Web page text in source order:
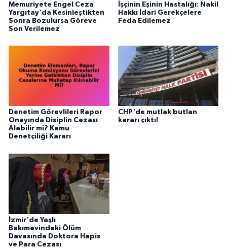
Memuriyete Engel Ceza
Yargıtay'da Kesinleştikten
Sonra Bozulursa Göreve
Son Verilemez
İşçinin Eşinin Hastalığı: Nakil
Hakkı İdari Gerekçelere
Feda Edilemez
Denetim Görevlileri Rapor
Onayında Disiplin Cezası
Alabilir mi? Kamu
Denetçiliği Kararı
CHP'de mutlak butlan
kararı çıktı!
İzmir'de Yaşlı
Bakımevindeki Ölüm
Davasında Doktora Hapis
ve Para Cezası